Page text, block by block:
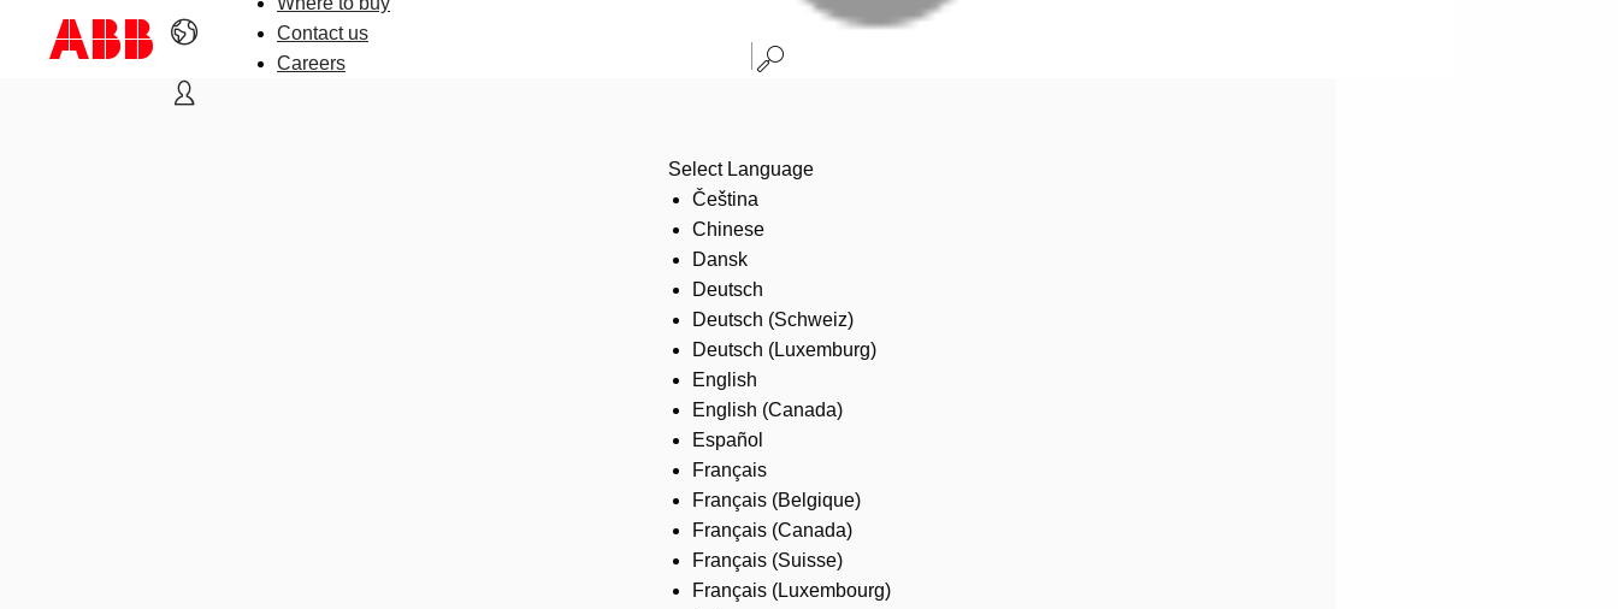
Contact us
Careers
Select Language
Čeština
Chinese
Dansk
Deutsch
Deutsch (Schweiz)
Deutsch (Luxemburg)
English
English (Canada)
Español
Français
Français (Belgique)
Français (Canada)
Français (Suisse)
Français (Luxembourg)